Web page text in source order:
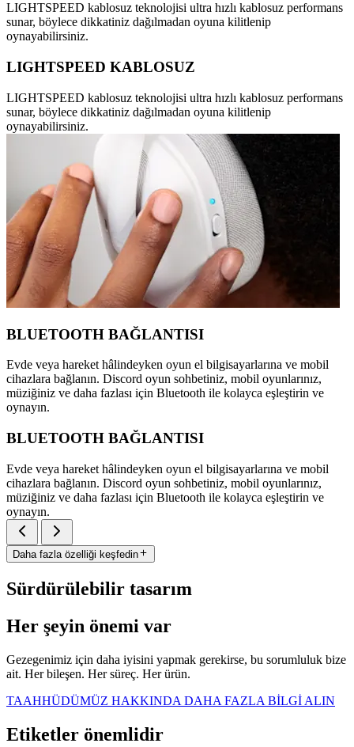
LIGHTSPEED kablosuz teknolojisi ultra hızlı kablosuz performans
sunar, böylece dikkatiniz dağılmadan oyuna kilitlenip
oynayabilirsiniz.
LIGHTSPEED KABLOSUZ
LIGHTSPEED kablosuz teknolojisi ultra hızlı kablosuz performans
sunar, böylece dikkatiniz dağılmadan oyuna kilitlenip
oynayabilirsiniz.
BLUETOOTH BAĞLANTISI
Evde veya hareket hâlindeyken oyun el bilgisayarlarına ve mobil
cihazlara bağlanın. Discord oyun sohbetiniz, mobil oyunlarınız,
müziğiniz ve daha fazlası için Bluetooth ile kolayca eşleştirin ve
oynayın.
BLUETOOTH BAĞLANTISI
Evde veya hareket hâlindeyken oyun el bilgisayarlarına ve mobil
cihazlara bağlanın. Discord oyun sohbetiniz, mobil oyunlarınız,
müziğiniz ve daha fazlası için Bluetooth ile kolayca eşleştirin ve
oynayın.
Daha fazla özelliği keşfedin
Sürdürülebilir tasarım
Her şeyin önemi var
Gezegenimiz için daha iyisini yapmak gerekirse, bu sorumluluk bize
ait. Her bileşen. Her süreç. Her ürün.
TAAHHÜDÜMÜZ HAKKINDA DAHA FAZLA BİLGİ ALIN
Etiketler önemlidir